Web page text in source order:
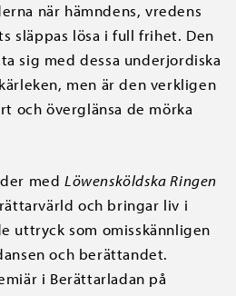
när hämndens, vredens
släppas lösa i full frihet. Den
sig med dessa underjordiska
men är den verkligen
och överglänsa de mörka
med Löwensköldska Ringen
och bringar liv i
uttryck som omisskännligen
och berättandet.
i Berättarladan på